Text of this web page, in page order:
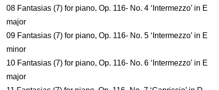
08 Fantasias (7) for piano, Op. 116- No. 4 ‘Intermezzo’ in E
major
09 Fantasias (7) for piano, Op. 116- No. 5 ‘Intermezzo’ in E
minor
10 Fantasias (7) for piano, Op. 116- No. 6 ‘Intermezzo’ in E
major